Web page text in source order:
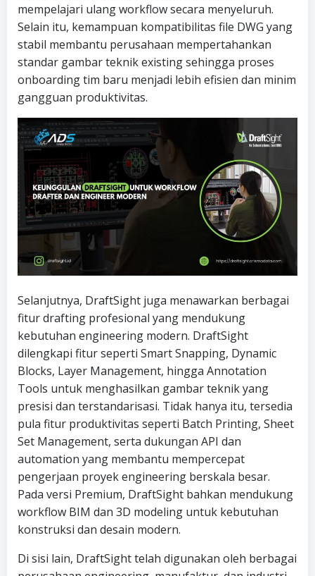
mempelajari ulang workflow secara menyeluruh.
Selain itu, kemampuan kompatibilitas file DWG yang
stabil membantu perusahaan mempertahankan
standar gambar teknik existing sehingga proses
onboarding tim baru menjadi lebih efisien dan minim
gangguan produktivitas.
Selanjutnya, DraftSight juga menawarkan berbagai
fitur drafting profesional yang mendukung
kebutuhan engineering modern. DraftSight
dilengkapi fitur seperti Smart Snapping, Dynamic
Blocks, Layer Management, hingga Annotation
Tools untuk menghasilkan gambar teknik yang
presisi dan terstandarisasi. Tidak hanya itu, tersedia
pula fitur produktivitas seperti Batch Printing, Sheet
Set Management, serta dukungan API dan
automation yang membantu mempercepat
pengerjaan proyek engineering berskala besar.
Pada versi Premium, DraftSight bahkan mendukung
workflow BIM dan 3D modeling untuk kebutuhan
konstruksi dan desain modern.
Di sisi lain, DraftSight telah digunakan oleh berbagai